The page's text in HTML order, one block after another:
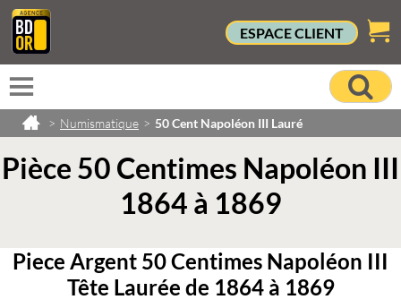
ESPACE CLIENT
> Numismatique > 50 Cent Napoléon III Lauré
Pièce 50 Centimes Napoléon III
1864 à 1869
Piece Argent 50 Centimes Napoléon III
Tête Laurée de 1864 à 1869